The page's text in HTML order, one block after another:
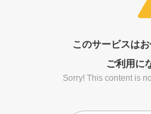
このサービスは
ご利用に
Sorry! This content is